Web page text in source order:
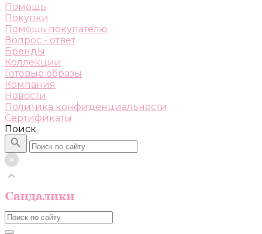
Помощь
Покупки
Помощь покупателю
Вопрос - ответ
Бренды
Коллекции
Готовые образы
Компания
Новости
Политика конфиденциальности
Сертификаты
Поиск